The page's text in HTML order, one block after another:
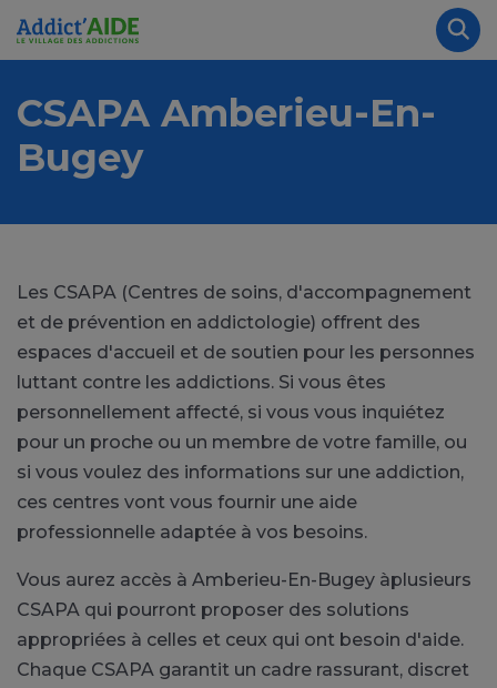
Aller au contenu principal
CSAPA Amberieu-En-
Bugey
Les CSAPA (Centres de soins, d'accompagnement
et de prévention en addictologie) offrent des
espaces d'accueil et de soutien pour les personnes
luttant contre les addictions. Si vous êtes
personnellement affecté, si vous vous inquiétez
pour un proche ou un membre de votre famille, ou
si vous voulez des informations sur une addiction,
ces centres vont vous fournir une aide
professionnelle adaptée à vos besoins.
Vous aurez accès à Amberieu-En-Bugey àplusieurs
CSAPA qui pourront proposer des solutions
appropriées à celles et ceux qui ont besoin d'aide.
Chaque CSAPA garantit un cadre rassurant, discret
Panneau de gestion des cookies